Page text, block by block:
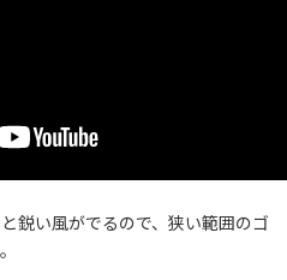
鋭い風がでるので、狭い範囲のゴ
。